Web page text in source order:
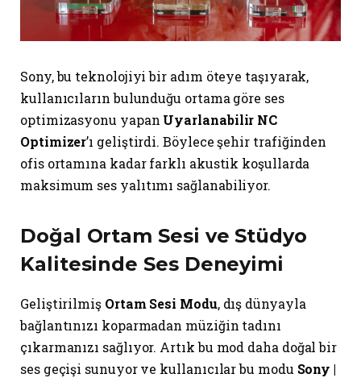
Sony, bu teknolojiyi bir adım öteye taşıyarak,
kullanıcıların bulunduğu ortama göre ses
optimizasyonu yapan Uyarlanabilir NC
Optimizer’ı geliştirdi. Böylece şehir trafiğinden
ofis ortamına kadar farklı akustik koşullarda
maksimum ses yalıtımı sağlanabiliyor.
Doğal Ortam Sesi ve Stüdyo
Kalitesinde Ses Deneyimi
Geliştirilmiş Ortam Sesi Modu, dış dünyayla
bağlantınızı koparmadan müziğin tadını
çıkarmanızı sağlıyor. Artık bu mod daha doğal bir
ses geçişi sunuyor ve kullanıcılar bu modu Sony |